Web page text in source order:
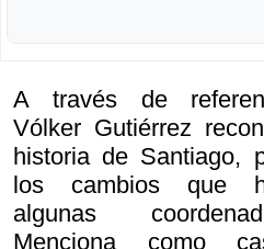
A través de
Vólker Gutiérrez
historia de Santiago,
los cambios que
algunas
Menciona como